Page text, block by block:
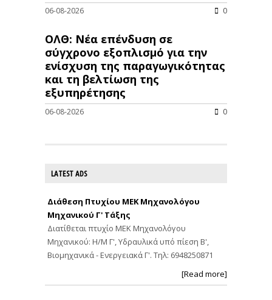
06-08-2026 0
ΟΛΘ: Νέα επένδυση σε
σύγχρονο εξοπλισμό για την
ενίσχυση της παραγωγικότητας
και τη βελτίωση της
εξυπηρέτησης
06-08-2026 0
LATEST ADS
Διάθεση Πτυχίου ΜΕΚ Μηχανολόγου
Μηχανικού Γ' Τάξης
Διατίθεται πτυχίο ΜΕΚ Μηχανολόγου
Μηχανικού: Η/Μ Γ', Υδραυλικά υπό πίεση Β',
Βιομηχανικά - Ενεργειακά Γ'. Τηλ: 6948250871
[Read more]